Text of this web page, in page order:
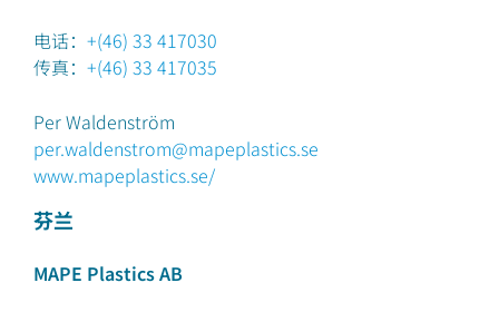
电话： +(46) 33 417030
传真： +(46) 33 417035
Per Waldenström
per.waldenstrom@mapeplastics.se
www.mapeplastics.se/
芬兰
MAPE Plastics AB